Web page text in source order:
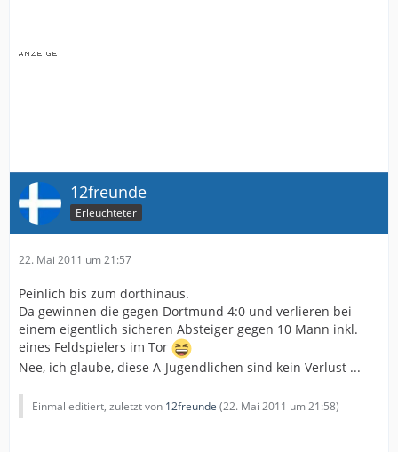
12freunde
Erleuchteter
22. Mai 2011 um 21:57
Peinlich bis zum dorthinaus.
Da gewinnen die gegen Dortmund 4:0 und verlieren bei
einem eigentlich sicheren Absteiger gegen 10 Mann inkl.
eines Feldspielers im Tor
Nee, ich glaube, diese A-Jugendlichen sind kein Verlust ...
Einmal editiert, zuletzt von 12freunde (22. Mai 2011 um 21:58)